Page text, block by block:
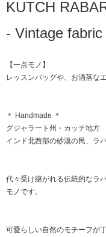
KUTCH
- Vintage fabric
【一点モノ】
レッスンバッグや、お洒落な
＊ Handmade ＊
グジャラート州・カッチ地方
インド北西部の砂漠の民、ラ
代々受け継がれる伝統的なラ
モノです。
可愛らしい自然のモチーフが